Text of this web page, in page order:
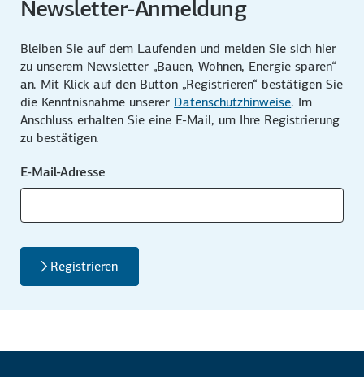
Newsletter-Anmeldung
Bleiben Sie auf dem Laufenden und melden Sie sich hier
zu unserem News­letter „Bauen, Wohnen, Energie sparen“
an. Mit Klick auf den Button „Registrieren“ bestätigen Sie
die Kenntnis­nahme unserer Datenschutz­hinweise. Im
Anschluss erhalten Sie eine E-Mail, um Ihre Registrierung
zu bestätigen.
E-Mail-Adresse
Registrieren